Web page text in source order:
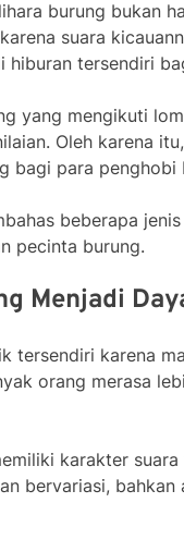
burung bukan
suara
hiburan tersendiri
yang mengikuti
Oleh karena
bagi para penghobi
beberapa
pecinta burung.
Menjadi
tersendiri karena
orang merasa
karakter
bervariasi,